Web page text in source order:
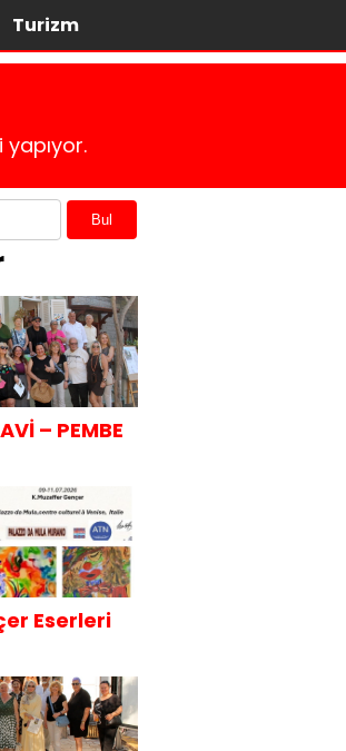
Turizm
Bul
– PEMBE
Eserleri